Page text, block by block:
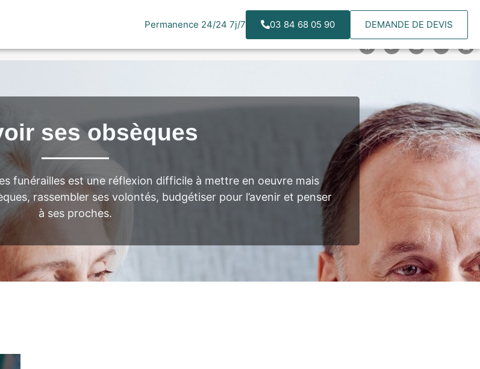
Permanence 24/24 7j/7
03 84 68 05 90 DEMANDE DE DEVIS
URGENCE / ASSISTANCEAGENCES
ses obsèques
funérailles est une réflexion difficile à mettre en oeuvre mais
rassembler ses volontés, budgétiser pour l’avenir et penser
à ses proches.